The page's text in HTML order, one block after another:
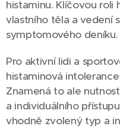
histaminu. Klíčovou roli
vlastního těla a vedení
symptomového deníku.
Pro aktivní lidi a
histaminová
Znamená to ale
a individuálního
vhodně zvolený typ a